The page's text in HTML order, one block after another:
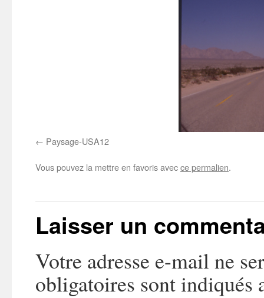
Paysage-USA12
Vous pouvez la mettre en favoris avecce permalien.
Laisser un
Votre adresse e-mail ne
obligatoires sont indiqués